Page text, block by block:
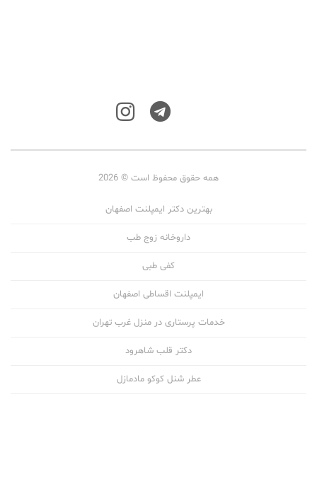
همه حقوق محفوظ است © 2026
بهترین دکتر ایمپلنت اصفهان
داروخانه زوج طب
کفی طبی
ایمپلنت اقساطی اصفهان
خدمات پرستاری در منزل غرب تهران
دکتر قلب شاهرود
عطر شنل کوکو مادمازل